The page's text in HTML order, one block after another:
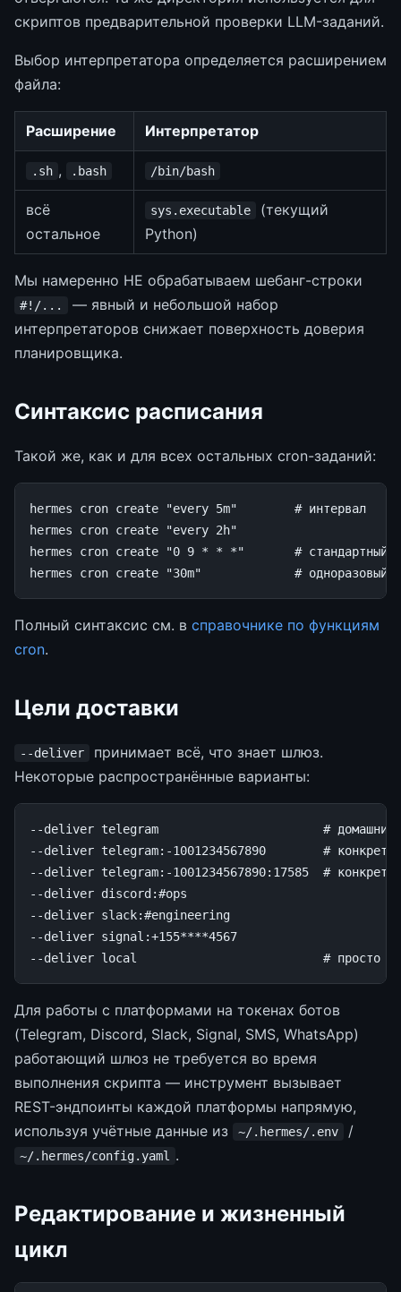
скриптов предварительной проверки LLM-заданий.
Выбор интерпретатора определяется расширением
файла:
Расширение Интерпретатор
.sh , .bash /bin/bash
всё
остальное
sys.executable
(текущий
Python)
Мы намеренно НЕ обрабатываем шебанг-строки
#!/...
— явный и небольшой набор
интерпретаторов снижает поверхность доверия
планировщика.
Синтаксис расписания
Такой же, как и для всех остальных cron-заданий:
hermes cron create "every 5m"
# интервал
hermes
cron create
"every 2h"
hermes
cron create "0 9 * * *"
# стандартный
hermes
cron create "30m" # одноразовый:
Полный синтаксис см. в справочнике по функциям
cron.
Цели доставки
--deliver
принимает всё, что знает шлюз.
Некоторые распространённые варианты:
--deliver telegram
# домашний
--deliver telegram:-1001234567890
#
--deliver telegram:-1001234567890:17585
#
--deliver discord:#ops
--deliver slack:#engineering
--deliver signal:+155****4567
--deliver local # просто
Для работы с платформами на токенах ботов
(Telegram, Discord, Slack, Signal, SMS, WhatsApp)
работающий шлюз не требуется во время
выполнения скрипта — инструмент вызывает
REST-эндпоинты каждой платформы напрямую,
используя учётные данные из
~/.hermes/.env /
~/.hermes/config.yaml .
Редактирование и жизненный
цикл